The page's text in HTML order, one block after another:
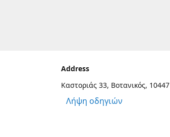
Address
Καστοριάς 33, Βοτανικός, 10447
Λήψη οδηγιών